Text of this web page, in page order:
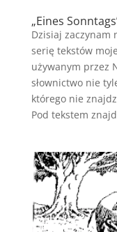
„Eines
Dzisiaj zaczynam
serię tekstów
używanym przez
słownictwo nie
którego nie
Pod tekstem